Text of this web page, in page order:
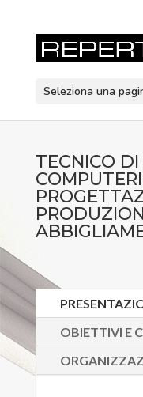
Seleziona una
TECNICO DI
OBIETTIVI E